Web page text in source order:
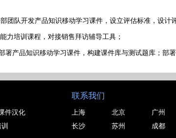
团队开发产品知识移动学习课件，设立评估标准，设计
力培训课程，对接销售拜访辅导工具；
署产品知识移动学习课件，构建课件库与测试题库；部
件汉化
联系我们
上海 北京
广州
长沙
苏州 成都